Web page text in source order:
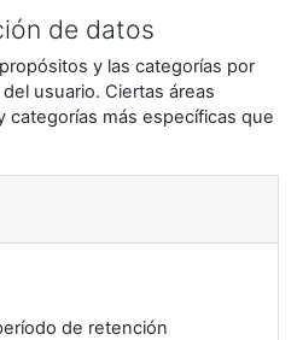
de datos
y las categorías por
usuario. Ciertas áreas
categorías más específicas que
de retención